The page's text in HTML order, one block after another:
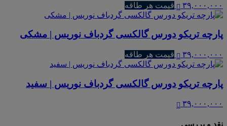
۳۹,۰۰۰,۰۰۰ قیمت هر طاقه
پارچه تریکو دورس گالکسی گردباف نوریس | مشکی
۳۹,۰۰۰,۰۰۰ قیمت هر طاقه
پارچه تریکو دورس گالکسی گردباف نوریس | سفید
۳۹,۰۰۰,۰۰۰
نقد و بررسی